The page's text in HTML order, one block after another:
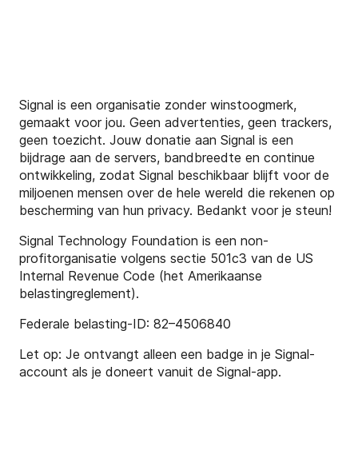
Signal is een organisatie zonder winstoogmerk,
gemaakt voor jou. Geen advertenties, geen trackers,
geen toezicht. Jouw donatie aan Signal is een
bijdrage aan de servers, bandbreedte en continue
ontwikkeling, zodat Signal beschikbaar blijft voor de
miljoenen mensen over de hele wereld die rekenen op
bescherming van hun privacy. Bedankt voor je steun!
Signal Technology Foundation is een non-
profitorganisatie volgens sectie 501c3 van de US
Internal Revenue Code (het Amerikaanse
belastingreglement).
Federale belasting-ID: 82–4506840
Let op: Je ontvangt alleen een badge in je Signal-
account als je doneert vanuit de Signal-app.